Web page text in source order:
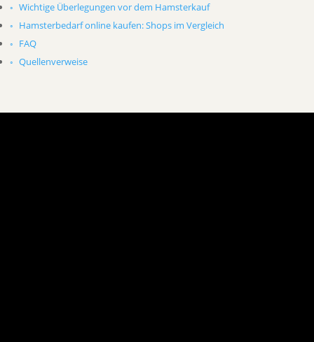
Wichtige Überlegungen vor dem Hamsterkauf
Hamsterbedarf online kaufen: Shops im Vergleich
FAQ
Quellenverweise